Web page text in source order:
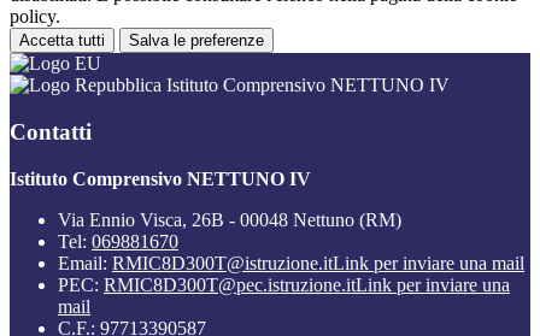
policy.
Accetta tutti Salva le preferenze
Istituto Comprensivo NETTUNO IV
Contatti
Istituto Comprensivo NETTUNO IV
Via Ennio Visca, 26B - 00048 Nettuno (RM)
Tel: 069881670
Email: RMIC8D300T@istruzione.itLink per inviare una mail
PEC: RMIC8D300T@pec.istruzione.itLink per inviare una
mail
C.F.: 97713390587